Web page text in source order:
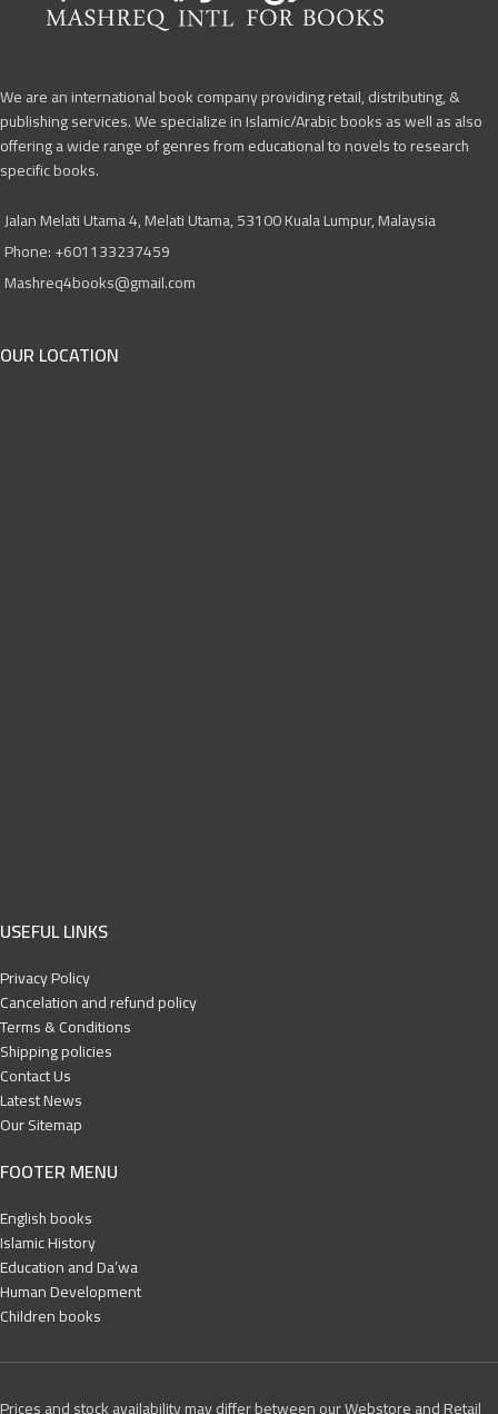
We are an international book company providing retail, distributing, &
publishing services. We specialize in Islamic/Arabic books as well as also
offering a wide range of genres from educational to novels to research
specific books.
Jalan Melati Utama 4, Melati Utama, 53100 Kuala Lumpur, Malaysia
Phone: +601133237459
Mashreq4books@gmail.com
OUR LOCATION
USEFUL LINKS
Privacy Policy
Cancelation and refund policy
Terms & Conditions
Shipping policies
Contact Us
Latest News
Our Sitemap
FOOTER MENU
English books
Islamic History
Education and Da’wa
Human Development
Children books